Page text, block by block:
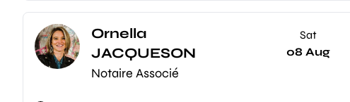
Ornella
JACQUESON
Notaire Associé
Sat
08 Aug